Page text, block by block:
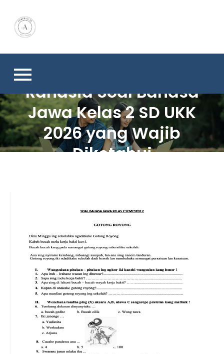
content
Rahasia Soal Bahasa
Jawa Kelas 2 SD UKK
2026 yang Wajib
Diketahui